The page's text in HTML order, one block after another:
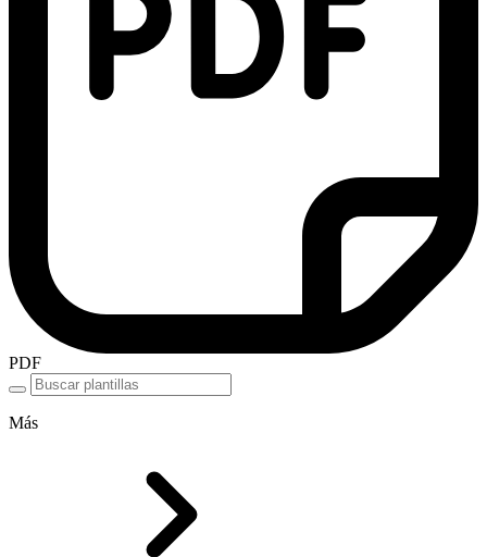
PDF
Más